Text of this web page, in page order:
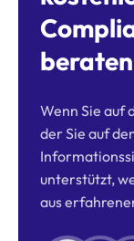
Wenn Sie auf
der Sie auf
unterstützt,
aus